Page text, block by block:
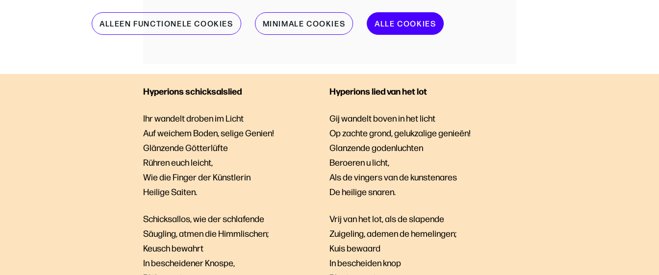
ALLEEN FUNCTIONELE COOKIES MINIMALE COOKIES ALLE COOKIES
Hyperions schicksalslied
Ihr wandelt droben im Licht
Auf weichem Boden, selige Genien!
Glänzende Götterlüfte
Rühren euch leicht,
Wie die Finger der Künstlerin
Heilige Saiten.
Schicksallos, wie der schlafende
Säugling, atmen die Himmlischen;
Keusch bewahrt
In bescheidener Knospe,
Hyperions lied van het lot
Gij wandelt boven in het licht
Op zachte grond, gelukzalige genieën!
Glanzende godenluchten
Beroeren u licht,
Als de vingers van de kunstenares
De heilige snaren.
Vrij van het lot, als de slapende
Zuigeling, ademen de hemelingen;
Kuis bewaard
In bescheiden knop